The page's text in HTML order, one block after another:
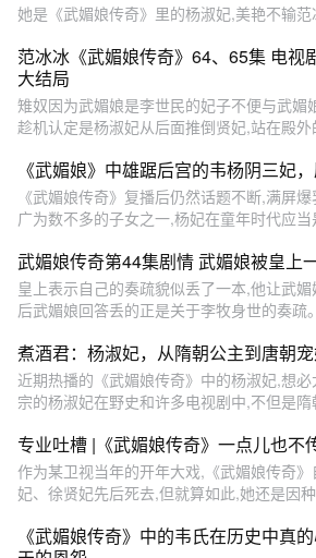
她是《武媚娘传奇》里的杨淑妃,美艳不输
范冰冰《武媚娘传奇》64、65集 电视
大结局
雉奴因为武媚娘是李世民的妃子不便与武媚
趁机认定是杨淑妃从后面推倒贤妃,站在殿外
《武媚娘》中雄踞后宫的韦杨阴三妃
《武媚娘传奇》复播后仍然话题不断,满屏
广为数不多的子女之一,杨妃在童年时代应当
武媚娘传奇第44集剧情 武媚娘被皇上
皇上表示自己的奏疏貌似丢了一本,他让武
后武媚娘回答丢的正是关于李牧身世的奏疏
煮酒君：杨淑妃，从隋朝公主到唐朝
近期热播的《武媚娘传奇》中的杨淑妃,想
宗的杨淑妃在野史和许多电视剧中,不但是隋
专业吐槽 |《武媚娘传奇》一点儿也不
作为某卫视当年的开年大戏,《武媚娘传奇
妃、徐贤妃先后死去,但就算如此,她还是因
《武媚娘传奇》中的韦氏在历史中真